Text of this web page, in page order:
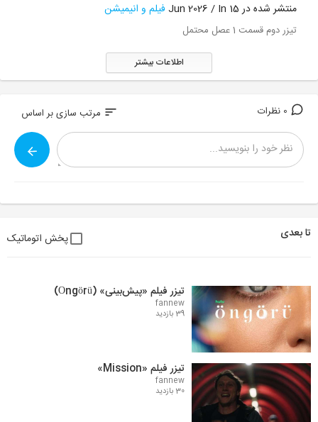
منتشر شده در 15 Jun 2026 / In فیلم و انیمیشن
تیزر دوم قسمت 1 عصل محتمل
اطلاعات بیشتر
sort مرتب سازی بر اساس
تا بعدی پخش اتوماتیک
تیزر فیلم «پیش‌بینی» (Öngörü)
fannew
39 بازدید
تیزر فیلم «Mission»
fannew
30 بازدید